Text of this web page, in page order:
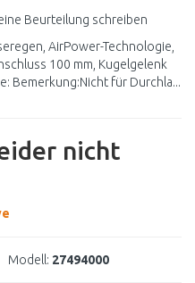
Beurteilung schreiben
AirPower-Technologie,
100 mm, Kugelgelenk
Bemerkung:Nicht für Durchla...
nicht
Modell: 27494000